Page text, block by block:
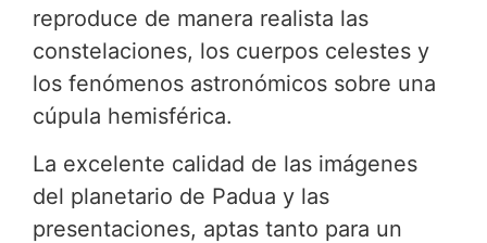
reproduce de manera realista las
constelaciones, los cuerpos celestes y
los fenómenos astronómicos sobre una
cúpula hemisférica.
La excelente calidad de las imágenes
del planetario de Padua y las
presentaciones, aptas tanto para un